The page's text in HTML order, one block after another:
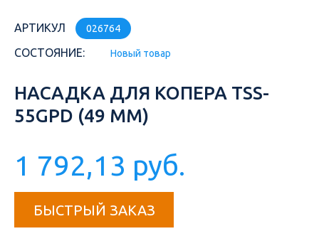
АРТИКУЛ 026764
СОСТОЯНИЕ: Новый товар
НАСАДКА ДЛЯ КОПЕРА TSS-
55GPD (49 ММ)
1 792,13 руб.
БЫСТРЫЙ ЗАКАЗ